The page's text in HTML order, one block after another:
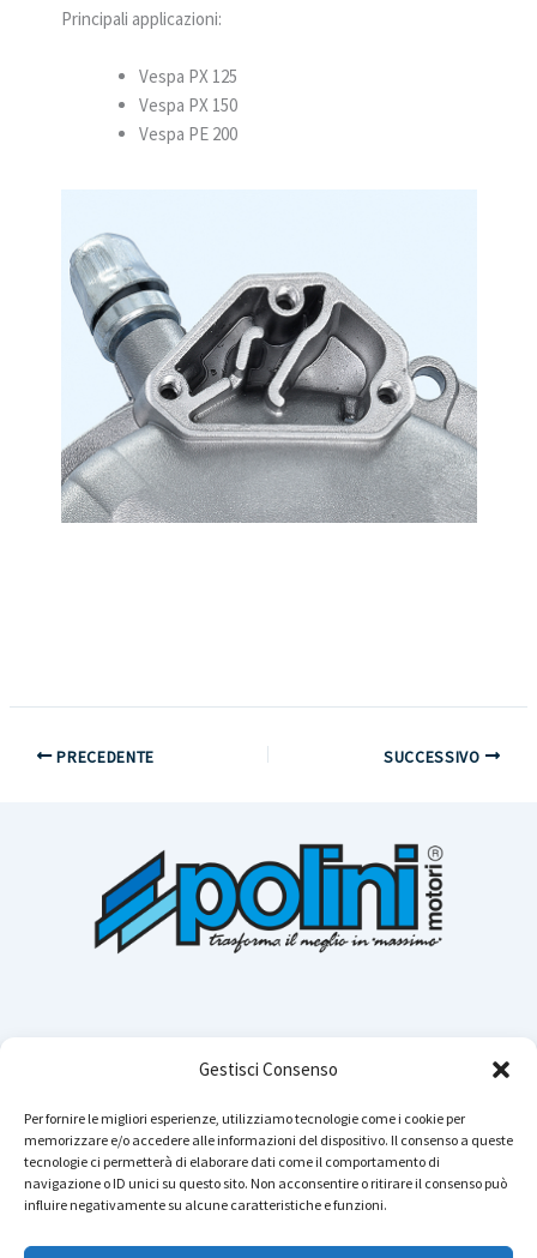
Gestisci Consenso
Per fornire le migliori esperienze, utilizziamo tecnologie come i cookie per
memorizzare e/o accedere alle informazioni del dispositivo. Il consenso a queste
tecnologie ci permetterà di elaborare dati come il comportamento di
navigazione o ID unici su questo sito. Non acconsentire o ritirare il consenso può
influire negativamente su alcune caratteristiche e funzioni.
Principali applicazioni:
Vespa PX 125
Vespa PX 150
Vespa PE 200
PRECEDENTE SUCCESSIVO
Cerca
Instagram
YouTube
TikTok
Facebook
LinkedIn
WhatsApp
Telegram